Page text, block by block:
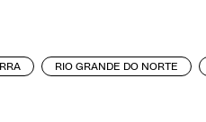
RIO GRANDE DO NORTE